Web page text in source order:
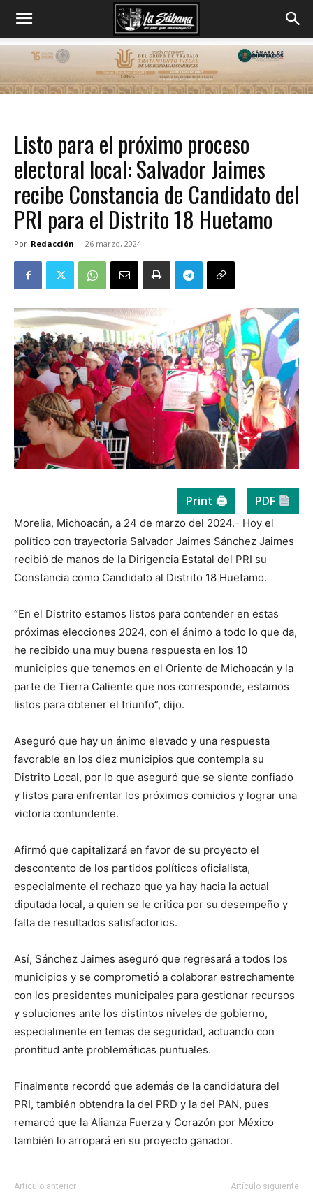
Listo para el próximo proceso
electoral local: Salvador Jaimes
recibe Constancia de Candidato del
PRI para el Distrito 18 Huetamo
Por Redacción - 26 marzo, 2024
Print 🖨 PDF
Morelia, Michoacán, a 24 de marzo del 2024.- Hoy el
político con trayectoria Salvador Jaimes Sánchez Jaimes
recibió de manos de la Dirigencia Estatal del PRI su
Constancia como Candidato al Distrito 18 Huetamo.
“En el Distrito estamos listos para contender en estas
próximas elecciones 2024, con el ánimo a todo lo que da,
he recibido una muy buena respuesta en los 10
municipios que tenemos en el Oriente de Michoacán y la
parte de Tierra Caliente que nos corresponde, estamos
listos para obtener el triunfo”, dijo.
Aseguró que hay un ánimo elevado y una respuesta
favorable en los diez municipios que contempla su
Distrito Local, por lo que aseguró que se siente confiado
y listos para enfrentar los próximos comicios y lograr una
victoria contundente.
Afirmó que capitalizará en favor de su proyecto el
descontento de los partidos políticos oficialista,
especialmente el rechazo que ya hay hacia la actual
diputada local, a quien se le critica por su desempeño y
falta de resultados satisfactorios.
Así, Sánchez Jaimes aseguró que regresará a todos los
municipios y se comprometió a colaborar estrechamente
con los presidentes municipales para gestionar recursos
y soluciones ante los distintos niveles de gobierno,
especialmente en temas de seguridad, actuando con
prontitud ante problemáticas puntuales.
Finalmente recordó que además de la candidatura del
PRI, también obtendra la del PRD y la del PAN, pues
remarcó que la Alianza Fuerza y Corazón por México
también lo arropará en su proyecto ganador.
Artículo anterior Artículo siguiente